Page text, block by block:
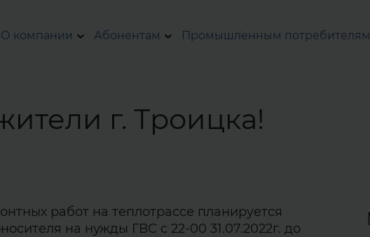
О компании Абонентам Промышленным потребителям
г. Троицка!
работ на теплотрассе планируется
на нужды ГВС с 22-00 31.07.2022г. до